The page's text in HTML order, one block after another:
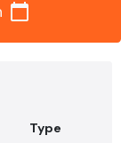
calendar_today
Type